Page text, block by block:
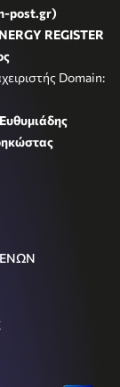
post.gr)
REGISTER
Domain: